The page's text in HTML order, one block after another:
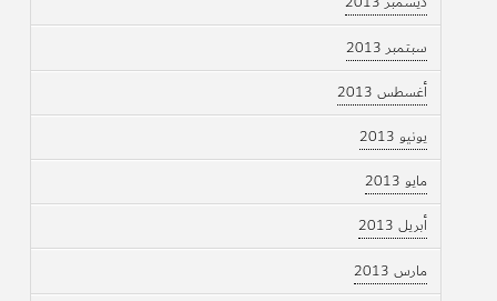
سبتمبر 2013
أغسطس 2013
يونيو 2013
مايو 2013
أبريل 2013
مارس 2013